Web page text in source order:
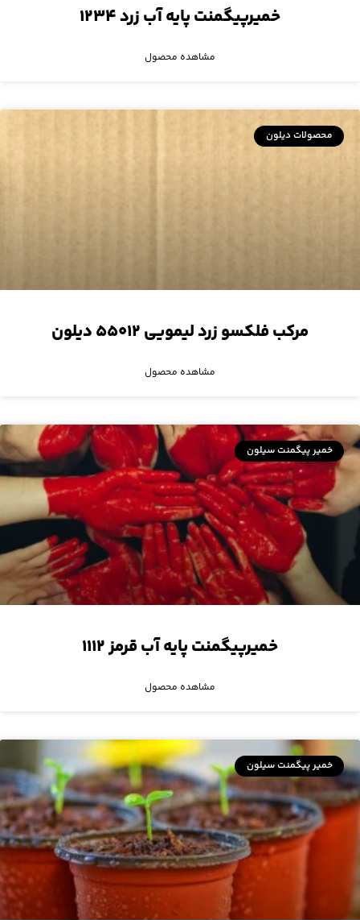
خمیرپیگمنت پایه آب زرد ۱۲۳۴
مشاهده محصول
محصولات دیلون
مرکب فلکسو زرد لیمویی ۵۵۰۱۲ دیلون
مشاهده محصول
خمیر پیگمنت سیلون
خمیرپیگمنت پایه آب قرمز ۱۱۱۲
مشاهده محصول
خمیر پیگمنت سیلون